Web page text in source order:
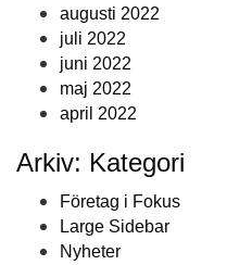
augusti 2022
juli 2022
juni 2022
maj 2022
april 2022
Arkiv: Kategori
Företag i Fokus
Large Sidebar
Nyheter